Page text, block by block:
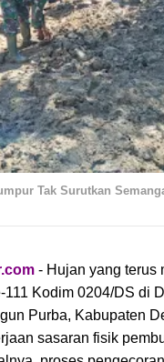
Tak Surutkan
- Hujan yang terus
111 Kodim 0204/DS di
Purba, Kabupaten
sasaran fisik